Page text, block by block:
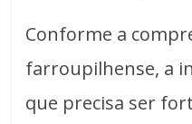
Conforme a
farroupilhense, a
que precisa ser